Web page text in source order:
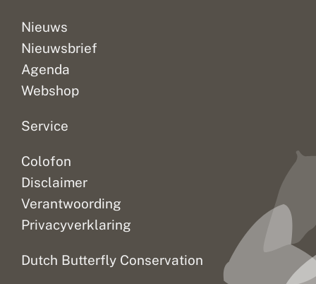
Nieuws
Nieuwsbrief
Agenda
Webshop
Service
Colofon
Disclaimer
Verantwoording
Privacyverklaring
Dutch Butterfly Conservation